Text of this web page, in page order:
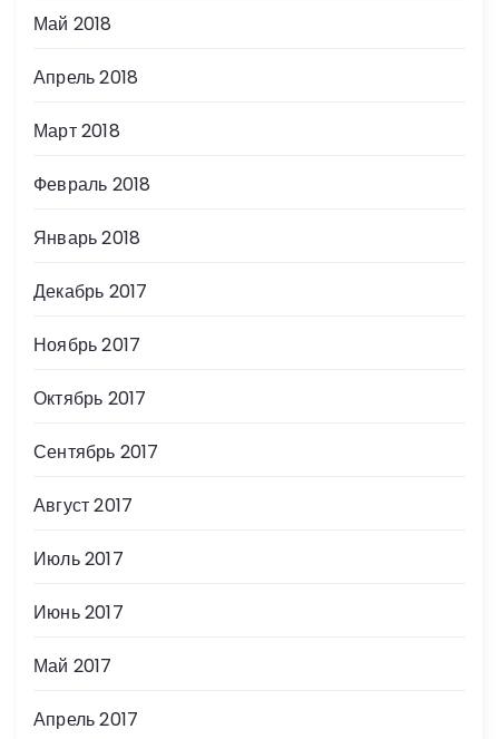
Май 2018
Апрель 2018
Март 2018
Февраль 2018
Январь 2018
Декабрь 2017
Ноябрь 2017
Октябрь 2017
Сентябрь 2017
Август 2017
Июль 2017
Июнь 2017
Май 2017
Апрель 2017